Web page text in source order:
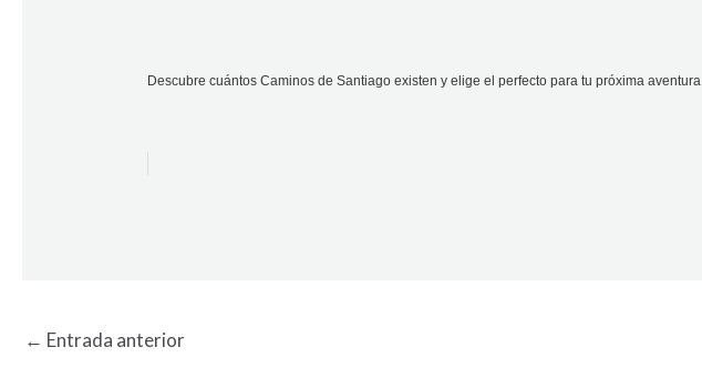
Descubre cuántos Caminos de Santiago existen y elige el perfecto para tu próxima aventura
← Entrada anterior